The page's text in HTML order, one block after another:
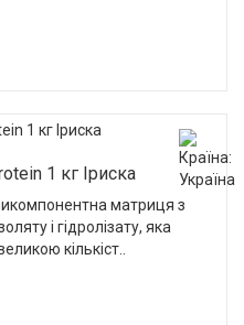
1 кг Іриска
матриця з
і гідролізату, яка
кількіст..